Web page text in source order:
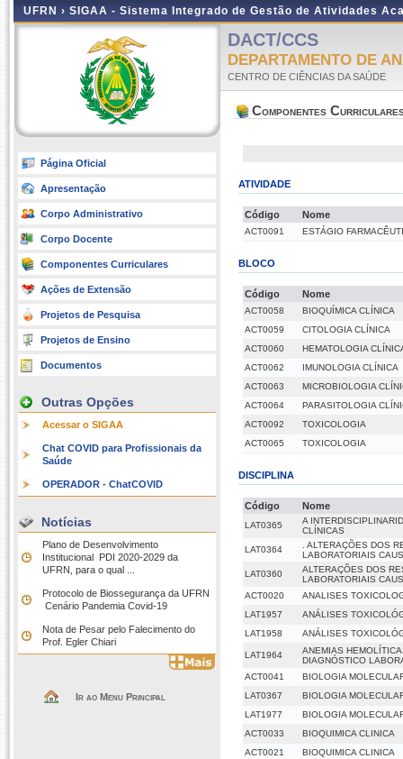
UFRN › SIGAA - Sistema Integrado de Gestão de Atividades
Página Oficial
Apresentação
Corpo Administrativo
Corpo Docente
Componentes Curriculares
Ações de Extensão
Projetos de Pesquisa
Projetos de Ensino
Documentos
Outras Opções
Acessar o SIGAA
Chat COVID para Profissionais da
Saúde
OPERADOR - ChatCOVID
Notícias
Plano de Desenvolvimento
Institucional  PDI 2020-2029 da
UFRN, para o qual ...
Protocolo de Biossegurança da UFRN
 Cenário Pandemia Covid-19
Nota de Pesar pelo Falecimento do
Prof. Egler Chiari
Ir ao Menu Principal
DACT/CCS
DEPARTAMENTO DE
CENTRO DE CIÊNCIAS DA SAÚDE
Componentes
ATIVIDADE
Código Nome
ACT0091 ESTÁGIO
BLOCO
Código Nome
ACT0058
BIOQUÍMICA CLÍNICA
ACT0059
CITOLOGIA CLÍNICA
ACT0060
HEMATOLOGIA
ACT0062
IMUNOLOGIA CLÍNICA
ACT0063
MICROBIOLOGIA
ACT0064
PARASITOLOGIA
ACT0092
TOXICOLOGIA
ACT0065
TOXICOLOGIA
DISCIPLINA
Código Nome
LAT0365
A
CLÍNICAS
LAT0364
. ALTERAÇÕES DOS
LABORATORIAIS
LAT0360
ALTERAÇÕES DOS
LABORATORIAIS
ACT0020
ANALISES
LAT1957
ANÁLISES
LAT1958
ANÁLISES
LAT1964
ANEMIAS
DIAGNÓSTICO
ACT0041
BIOLOGIA
LAT0367
BIOLOGIA
LAT1977
BIOLOGIA
ACT0033
BIOQUIMICA CLINICA
ACT0021
BIOQUIMICA CLINICA